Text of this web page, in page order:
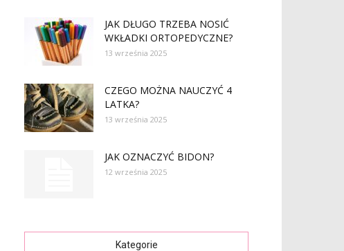
JAK DŁUGO TRZEBA NOSIĆ
WKŁADKI ORTOPEDYCZNE?
13 września 2025
CZEGO MOŻNA NAUCZYĆ 4
LATKA?
13 września 2025
JAK OZNACZYĆ BIDON?
12 września 2025
Kategorie